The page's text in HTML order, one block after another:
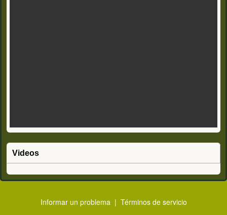
Videos
Informar un problema | Términos de servicio